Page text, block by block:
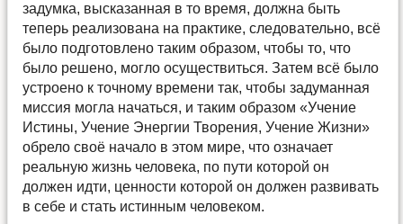
задумка, высказанная в то время, должна быть
теперь реализована на практике, следовательно, всё
было подготовлено таким образом, чтобы то, что
было решено, могло осуществиться. Затем всё было
устроено к точному времени так, чтобы задуманная
миссия могла начаться, и таким образом «Учение
Истины, Учение Энергии Творения, Учение Жизни»
обрело своё начало в этом мире, что означает
реальную жизнь человека, по пути которой он
должен идти, ценности которой он должен развивать
в себе и стать истинным человеком.